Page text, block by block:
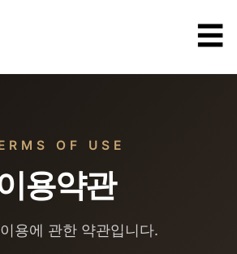
☰
OF USE
용약관
용에 관한 약관입니다.